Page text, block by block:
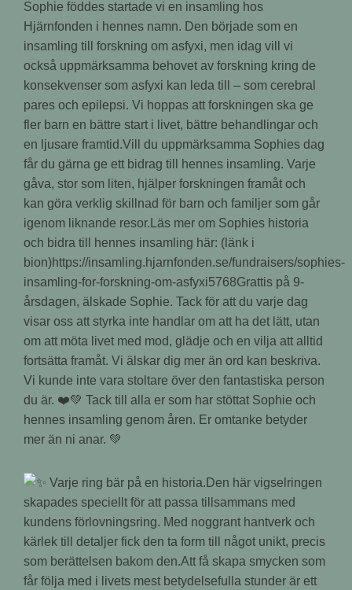
Sophie föddes startade vi en insamling hos
Hjärnfonden i hennes namn. Den började som en
insamling till forskning om asfyxi, men idag vill vi
också uppmärksamma behovet av forskning kring de
konsekvenser som asfyxi kan leda till – som cerebral
pares och epilepsi. Vi hoppas att forskningen ska ge
fler barn en bättre start i livet, bättre behandlingar och
en ljusare framtid.Vill du uppmärksamma Sophies dag
får du gärna ge ett bidrag till hennes insamling. Varje
gåva, stor som liten, hjälper forskningen framåt och
kan göra verklig skillnad för barn och familjer som går
igenom liknande resor.Läs mer om Sophies historia
och bidra till hennes insamling här: (länk i
bion)https://insamling.hjarnfonden.se/fundraisers/sophies-
insamling-for-forskning-om-asfyxi5768Grattis på 9-
årsdagen, älskade Sophie. Tack för att du varje dag
visar oss att styrka inte handlar om att ha det lätt, utan
om att möta livet med mod, glädje och en vilja att alltid
fortsätta framåt. Vi älskar dig mer än ord kan beskriva.
Vi kunde inte vara stoltare över den fantastiska person
du är. ❤️💚 Tack till alla er som har stöttat Sophie och
hennes insamling genom åren. Er omtanke betyder
mer än ni anar. 💚